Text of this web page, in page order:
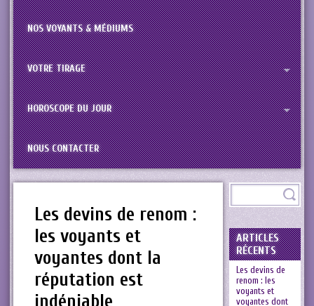
NOS VOYANTS & MÉDIUMS
VOTRE TIRAGE
HOROSCOPE DU JOUR
NOUS CONTACTER
Les devins de renom :
les voyants et
voyantes dont la
réputation est
indéniable
ARTICLES
RÉCENTS
Les devins de
renom : les
voyants et
voyantes dont